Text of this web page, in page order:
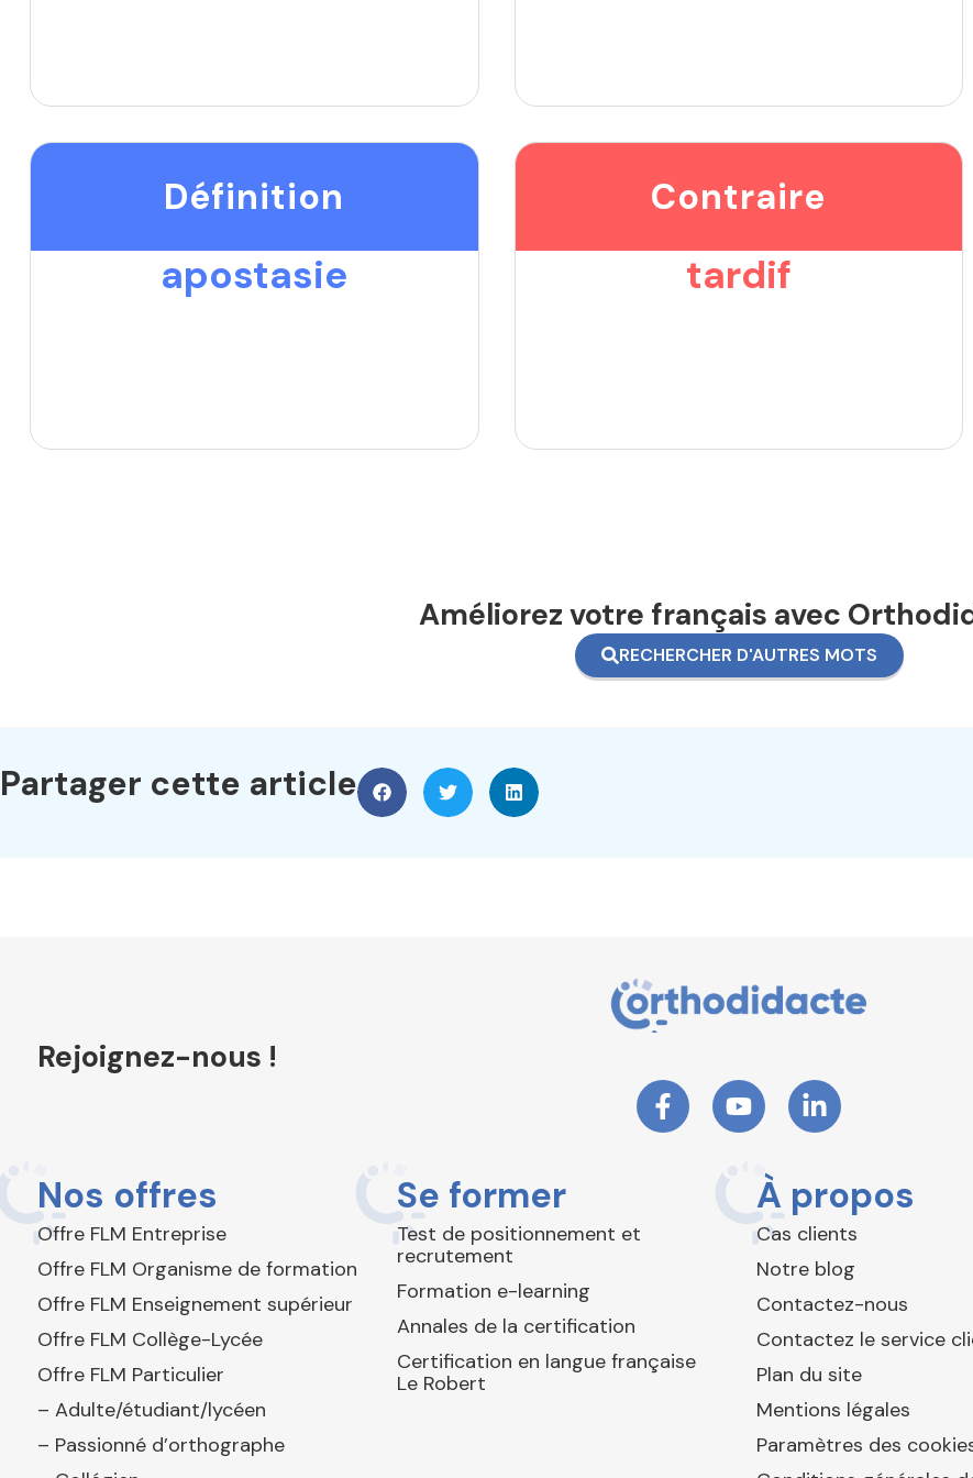
Définition
apostasie
Contraire
tardif
Améliorez votre français avec
RECHERCHER D'AUTRES MOTS
Partager cette article
Rejoignez-nous !
Nos offres
Offre FLM Entreprise
Offre FLM Organisme de formation
Offre FLM Enseignement supérieur
Offre FLM Collège-Lycée
Offre FLM Particulier
– Adulte/étudiant/lycéen
– Passionné d’orthographe
Se former
Test de positionnement et
recrutement
Formation e-learning
Annales de la certification
Certification en langue française
Le Robert
À propos
Cas clients
Notre blog
Contactez-nous
Contactez le service
Plan du site
Mentions légales
Paramètres des